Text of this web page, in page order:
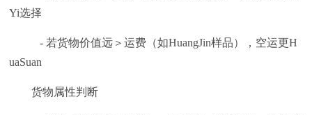
Yi选择
- 若货物价值远＞运费（如HuangJin样品），空运更H
uaSuan
货物属性判断